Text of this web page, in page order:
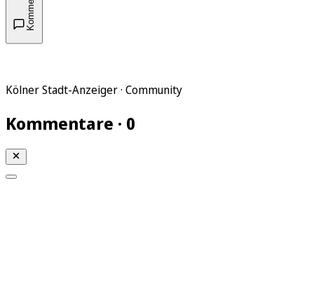
Kölner Stadt-Anzeiger · Community
Kommentare · 0